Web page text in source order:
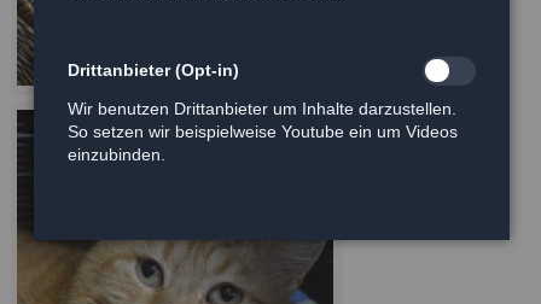
Drittanbieter (Opt-in)
Wir benutzen Drittanbieter um Inhalte darzustellen.
So setzen wir beispielweise Youtube ein um Videos
einzubinden.